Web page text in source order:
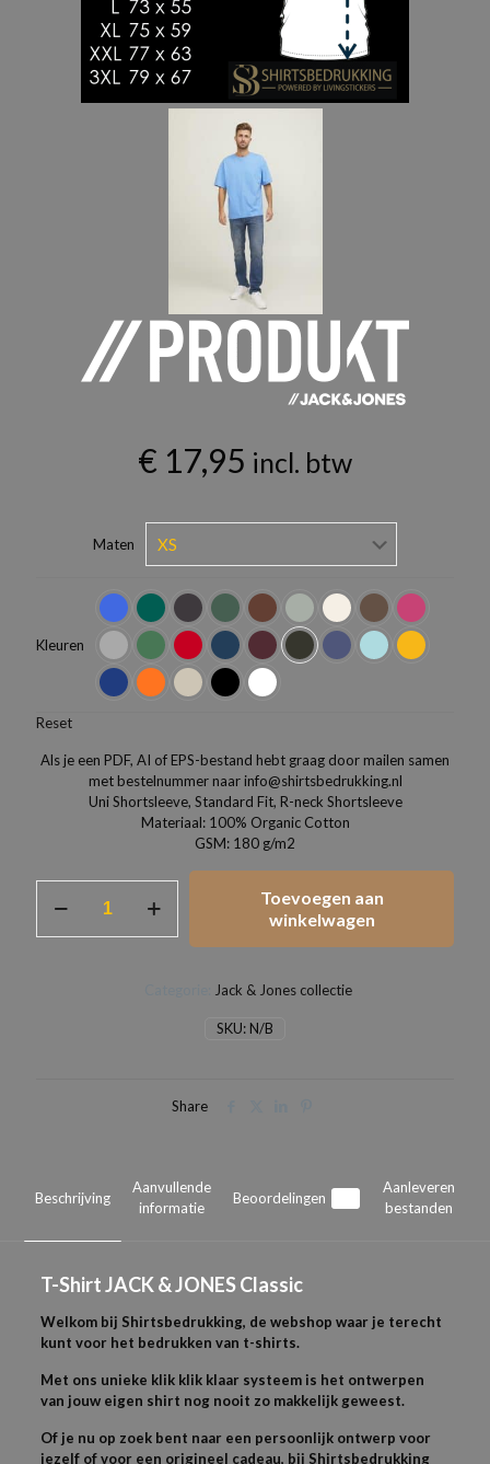
€ 17,95 incl. btw
Maten
Kleuren
Reset
Als je een PDF, AI of EPS-bestand hebt graag door mailen samen
met bestelnummer naar info@shirtsbedrukking.nl
Uni Shortsleeve, Standard Fit, R-neck Shortsleeve
Materiaal: 100% Organic Cotton
GSM: 180 g/m2
Shirt
Toevoegen aan
winkelwagen
SKU:N/B
Jack & Jones collectie
Share
Beschrijving
Aanvullende
informatie
Beoordelingen
Aanleveren
bestanden
T-Shirt JACK & JONESClassic
Welkom bij Shirtsbedrukking, de webshop waar je terecht
kunt voor het bedrukken van t-shirts.
Met ons unieke klik klik klaar systeem is het ontwerpen
van jouw eigen shirt nog nooit zo makkelijk geweest.
Of je nu op zoek bent naar een persoonlijk ontwerp voor
jezelf of voor een origineel cadeau, bij Shirtsbedrukking